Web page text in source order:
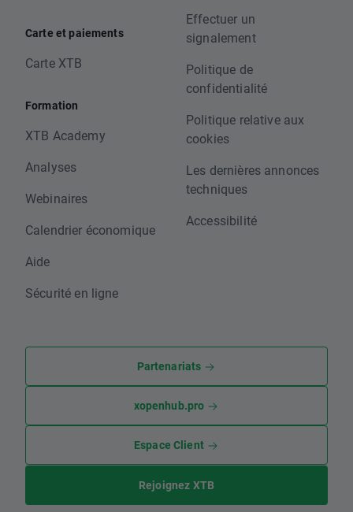
Carte et paiements
Carte XTB
Formation
XTB Academy
Analyses
Webinaires
Calendrier économique
Aide
Sécurité en ligne
Effectuer un
signalement
Politique de
confidentialité
Politique relative aux
cookies
Les dernières annonces
techniques
Accessibilité
Partenariats
xopenhub.pro
Espace Client
Rejoignez XTB